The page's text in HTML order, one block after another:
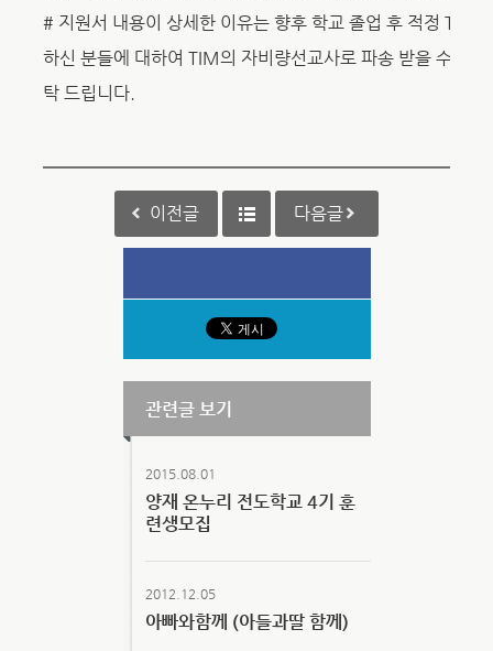
# 지원서 내용이 상세한 이유는 향후 학교 졸업 후 적정 TIM(
하신 분들에 대하여 TIM의 자비량선교사로 파송 받을 수 있
탁 드립니다.
이전글 다음글
관련글 보기
2015.08.01
양재 온누리 전도학교 4기 훈
련생모집
2012.12.05
아빠와함께 (아들과딸 함께)